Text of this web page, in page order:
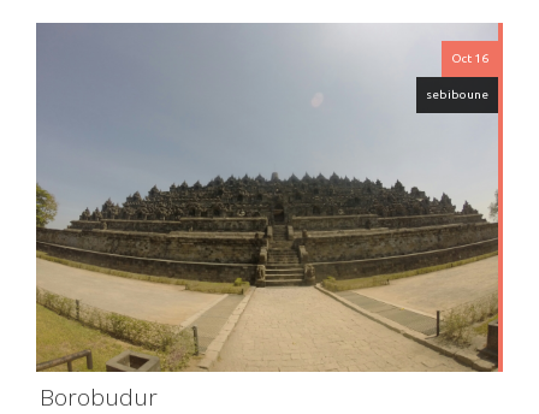
Oct 16
sebiboune
Borobudur